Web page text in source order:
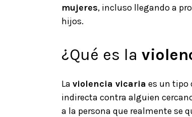
mujeres, incluso llegando a
hijos.
¿Qué es la
La violencia vicaria es un tipo
indirecta contra alguien
a la persona que realmente se